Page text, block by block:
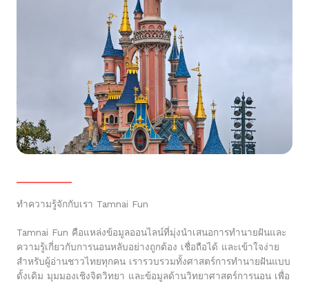
ทำความรู้จักกับเรา Tamnai Fun
Tamnai Fun คือแหล่งข้อมูลออนไลน์ที่มุ่งนำเสนอการทำนายฝันและ
ความรู้เกี่ยวกับการนอนหลับอย่างถูกต้อง เชื่อถือได้ และเข้าใจง่าย
สำหรับผู้อ่านชาวไทยทุกคน เรารวบรวมทั้งศาสตร์การทำนายฝันแบบ
ดั้งเดิม มุมมองเชิงจิตวิทยา และข้อมูลด้านวิทยาศาสตร์การนอน เพื่อ